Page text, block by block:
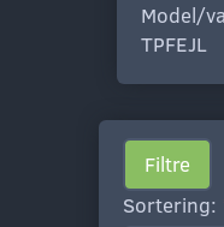
Model/
TPFEJL
Filtre
Sortering: